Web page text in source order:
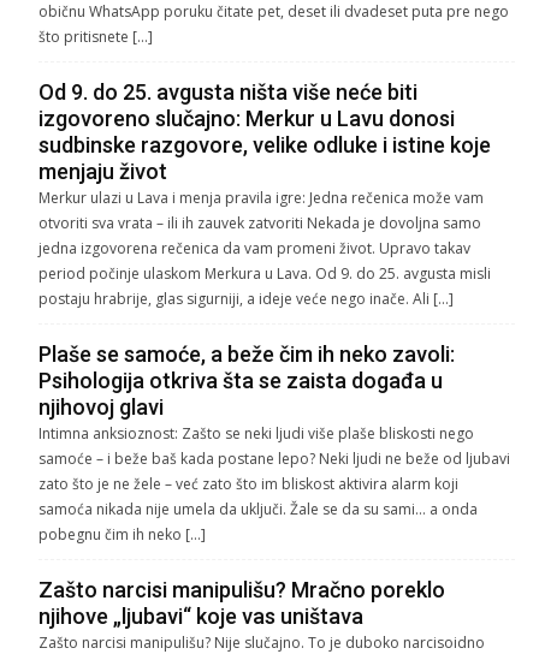
običnu WhatsApp poruku čitate pet, deset ili dvadeset puta pre nego
što pritisnete […]
Od 9. do 25. avgusta ništa više neće biti
izgovoreno slučajno: Merkur u Lavu donosi
sudbinske razgovore, velike odluke i istine koje
menjaju život
Merkur ulazi u Lava i menja pravila igre: Jedna rečenica može vam
otvoriti sva vrata – ili ih zauvek zatvoriti Nekada je dovoljna samo
jedna izgovorena rečenica da vam promeni život. Upravo takav
period počinje ulaskom Merkura u Lava. Od 9. do 25. avgusta misli
postaju hrabrije, glas sigurniji, a ideje veće nego inače. Ali […]
Plaše se samoće, a beže čim ih neko zavoli:
Psihologija otkriva šta se zaista događa u
njihovoj glavi
Intimna anksioznost: Zašto se neki ljudi više plaše bliskosti nego
samoće – i beže baš kada postane lepo? Neki ljudi ne beže od ljubavi
zato što je ne žele – već zato što im bliskost aktivira alarm koji
samoća nikada nije umela da uključi. Žale se da su sami… a onda
pobegnu čim ih neko […]
Zašto narcisi manipulišu? Mračno poreklo
njihove „ljubavi“ koje vas uništava
Zašto narcisi manipulišu? Nije slučajno. To je duboko narcisoidno